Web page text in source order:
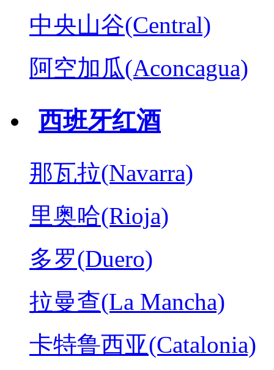
中央山谷(Central)
阿空加瓜(Aconcagua)
西班牙红酒
那瓦拉(Navarra)
里奥哈(Rioja)
多罗(Duero)
拉曼查(La Mancha)
卡特鲁西亚(Catalonia)